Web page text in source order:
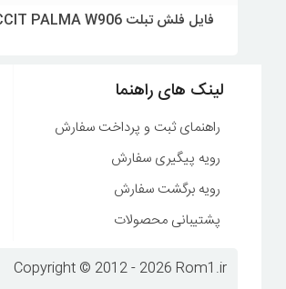
فایل فلش تبلت CCIT PALMA W906
لینک های راهنما
راهنمای ثبت و پرداخت سفارش
رویه پیگیری سفارش
رویه برگشت سفارش
پشتیبانی محصولات
Copyright © 2012 - 2026 Rom1.ir